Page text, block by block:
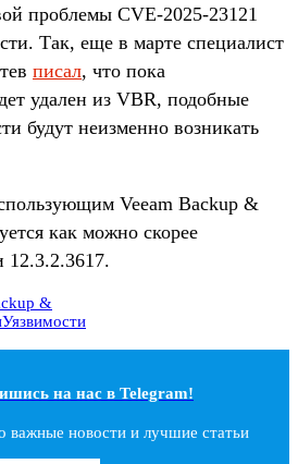
проблемы CVE-2025-23121
Так, еще в марте специалист
писал, что пока
удален из VBR, подобные
будут неизменно возникать
Veeam Backup &
как можно скорее
12.3.2.3617.
&
Уязвимости
на наc в Telegram!
важные новости и лучшие статьи